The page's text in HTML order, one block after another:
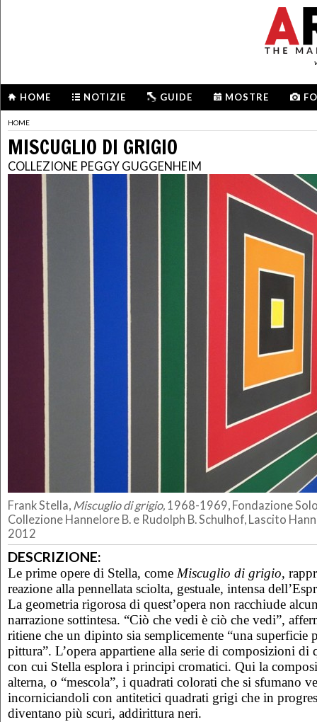
HOME NOTIZIE GUIDE MOSTRE
HOME
MISCUGLIO DI GRIGIO
COLLEZIONE PEGGY GUGGENHEIM
Frank Stella, Miscuglio di grigio, 1968-1969, Fondazione
Collezione Hannelore B. e Rudolph B. Schulhof, Lascito
2012
DESCRIZIONE:
Le prime opere di Stella, come Miscuglio di grigio,
reazione alla pennellata sciolta, gestuale, intensa
La geometria rigorosa di quest’opera non racchiude
narrazione sottintesa. “Ciò che vedi è ciò che vedi”,
ritiene che un dipinto sia semplicemente “una superficie
pittura”. L’opera appartiene alla serie di composizioni di
con cui Stella esplora i principi cromatici. Qui la
alterna, o “mescola”, i quadrati colorati che si sfumano
incorniciandoli con antitetici quadrati grigi che in
diventano più scuri, addirittura neri.